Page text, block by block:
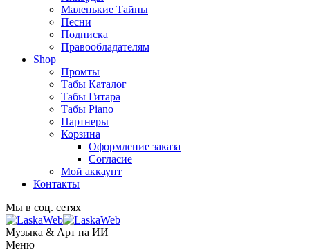
Маленькие Тайны
Песни
Подписка
Правообладателям
Shop
Промты
Табы Каталог
Табы Гитара
Табы Piano
Партнеры
Корзина
Оформление заказа
Согласие
Мой аккаунт
Контакты
Мы в соц. сетях
Музыка & Арт на ИИ
Меню